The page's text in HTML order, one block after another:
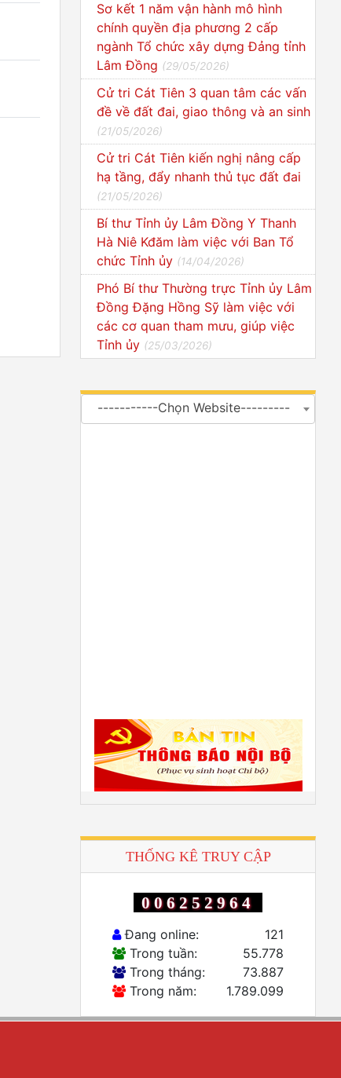
Sơ kết 1 năm vận hành mô hình
chính quyền địa phương 2 cấp
ngành Tổ chức xây dựng Đảng tỉnh
Lâm Đồng (29/05/2026)
Cử tri Cát Tiên 3 quan tâm các vấn
đề về đất đai, giao thông và an sinh
(21/05/2026)
Cử tri Cát Tiên kiến nghị nâng cấp
hạ tầng, đẩy nhanh thủ tục đất đai
(21/05/2026)
Bí thư Tỉnh ủy Lâm Đồng Y Thanh
Hà Niê Kđăm làm việc với Ban Tổ
chức Tỉnh ủy (14/04/2026)
Phó Bí thư Thường trực Tỉnh ủy Lâm
Đồng Đặng Hồng Sỹ làm việc với
các cơ quan tham mưu, giúp việc
Tỉnh ủy (25/03/2026)
-----------Chọn Website---------
THỐNG KÊ TRUY CẬP
006252964
Đang online:
121
Trong tuần:
55.778
Trong tháng:
73.887
Trong năm:
1.789.099